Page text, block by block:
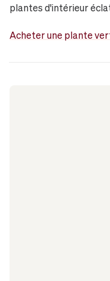
plantes d'intérieur
Acheter une plante